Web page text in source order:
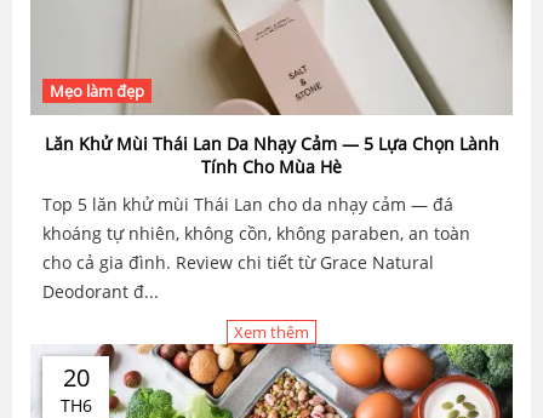
Mẹo làm đẹp
Lăn Khử Mùi Thái Lan Da Nhạy Cảm — 5 Lựa Chọn Lành
Tính Cho Mùa Hè
Top 5 lăn khử mùi Thái Lan cho da nhạy cảm — đá
khoáng tự nhiên, không cồn, không paraben, an toàn
cho cả gia đình. Review chi tiết từ Grace Natural
Deodorant đ...
Xem thêm
20
TH6